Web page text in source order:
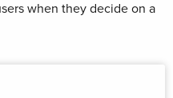
when they decide on a